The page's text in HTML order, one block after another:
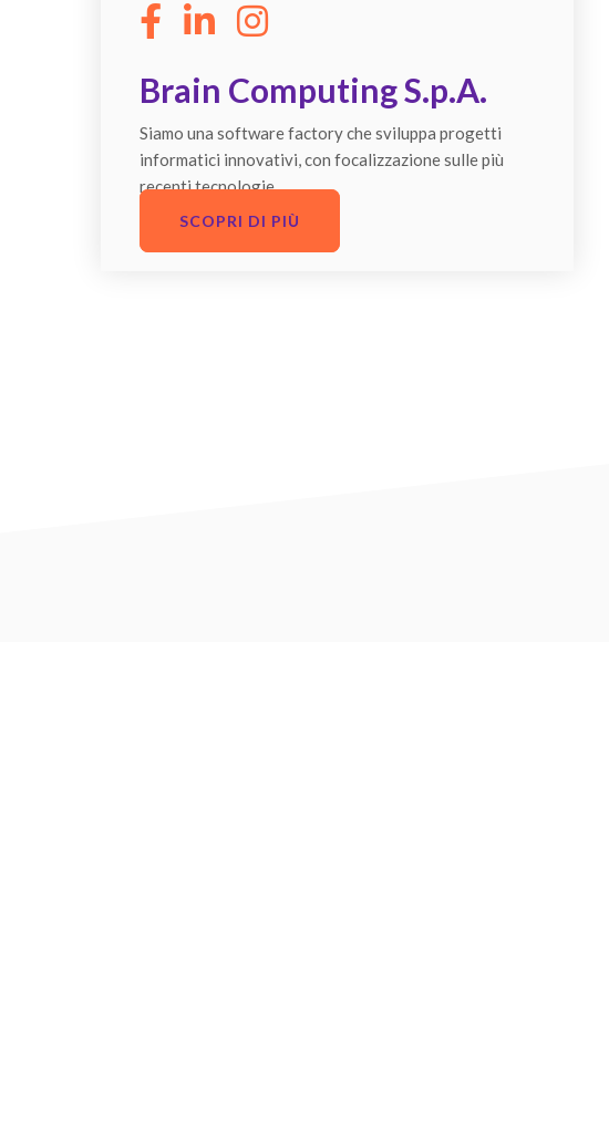
Brain Computing S.p.A.
Siamo una software factory che sviluppa progetti
informatici innovativi, con focalizzazione sulle più
recenti tecnologie.
SCOPRI DI PIÙ